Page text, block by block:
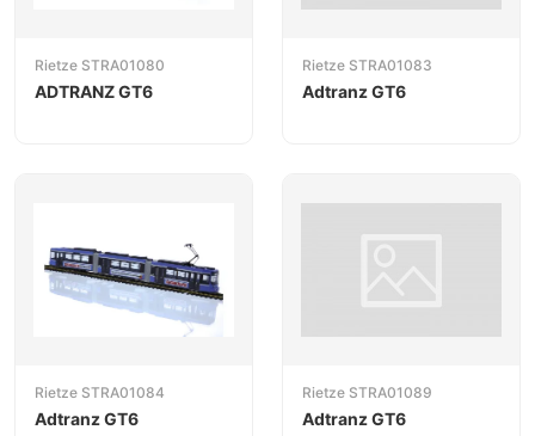
Rietze STRA01080
ADTRANZ GT6
Rietze STRA01083
Adtranz GT6
Rietze STRA01084
Adtranz GT6
Rietze STRA01089
Adtranz GT6